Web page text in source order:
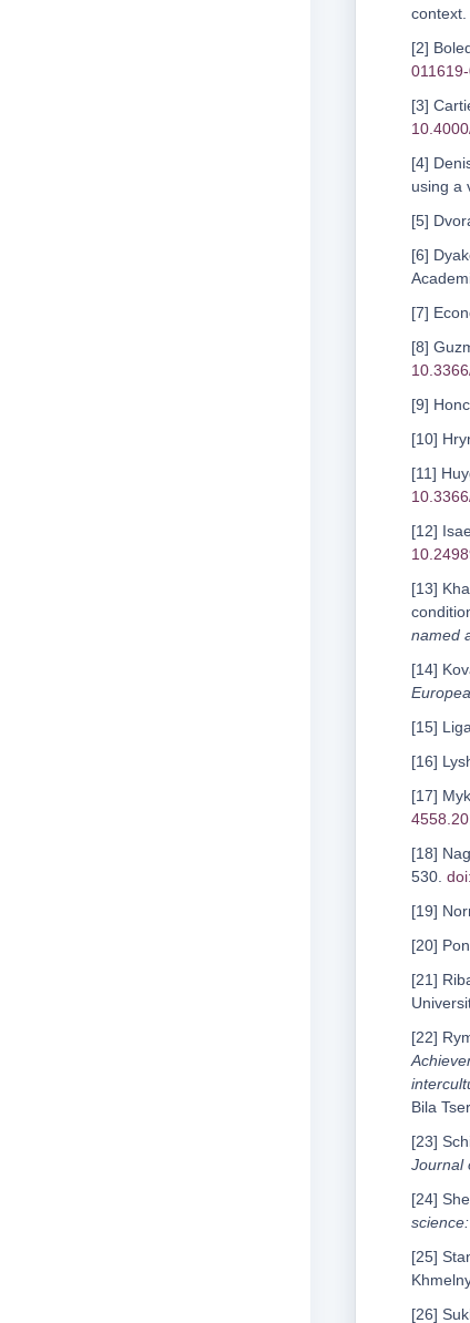
[2]
[3]
[4]
using a
[5]
[6]
[7]
[8]
[9]
[10]
[11]
[12]
[13]
named
[14]
[15]
[16]
[17]
[18]
530.
[19]
[20]
[21]
[22]
Bila
[23]
Journal
[24]
[25]
[26]